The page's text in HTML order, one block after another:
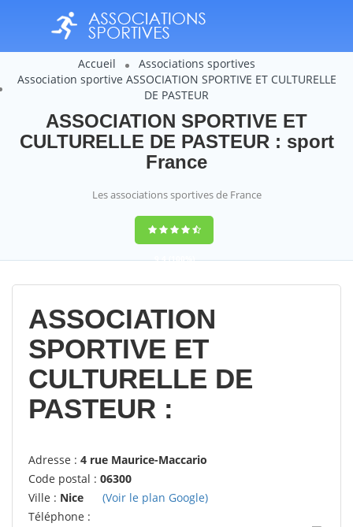
Accueil
Associations sportives
Association sportive ASSOCIATION SPORTIVE ET CULTURELLE
DE PASTEUR
ASSOCIATION SPORTIVE ET
CULTURELLE DE PASTEUR : sport
France
Les associations sportives de France
9,4(100%)
14358votes
ASSOCIATION
SPORTIVE ET
CULTURELLE DE
PASTEUR :
Adresse : 4 rue Maurice-Maccario
Code postal : 06300
Ville : Nice
(Voir le plan Google)
Téléphone :